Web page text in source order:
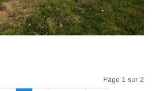
Page 1 sur 2